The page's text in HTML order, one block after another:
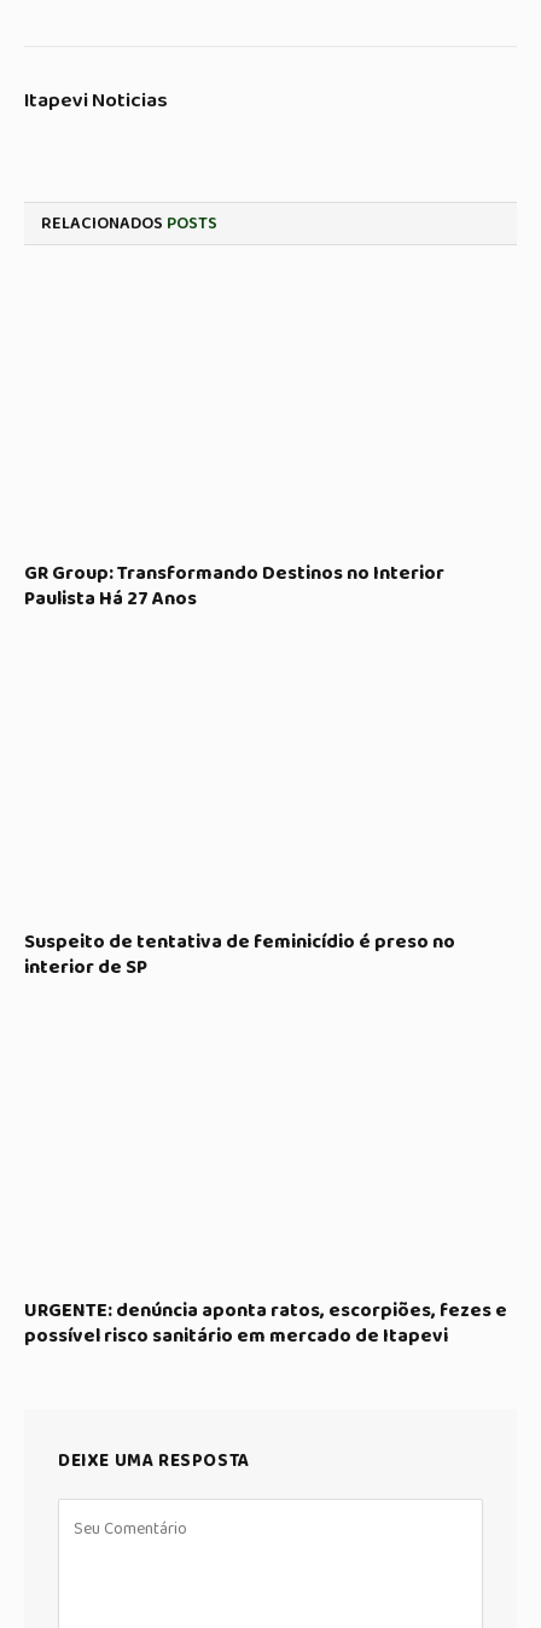
Itapevi Noticias
RELACIONADOS POSTS
GR Group: Transformando Destinos no Interior
Paulista Há 27 Anos
Suspeito de tentativa de feminicídio é preso no
interior de SP
URGENTE: denúncia aponta ratos, escorpiões, fezes e
possível risco sanitário em mercado de Itapevi
DEIXE UMA RESPOSTA